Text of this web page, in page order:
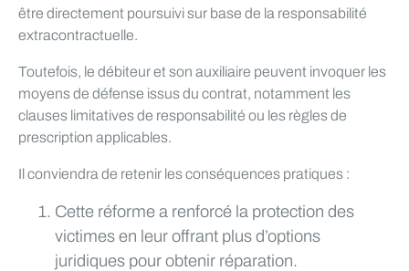
être directement poursuivi sur base de la responsabilité
extracontractuelle.
Toutefois, le débiteur et son auxiliaire peuvent invoquer les
moyens de défense issus du contrat, notamment les
clauses limitatives de responsabilité ou les règles de
prescription applicables.
Il conviendra de retenir les conséquences pratiques :
Cette réforme a renforcé la protection des
victimes en leur offrant plus d’options
juridiques pour obtenir réparation.